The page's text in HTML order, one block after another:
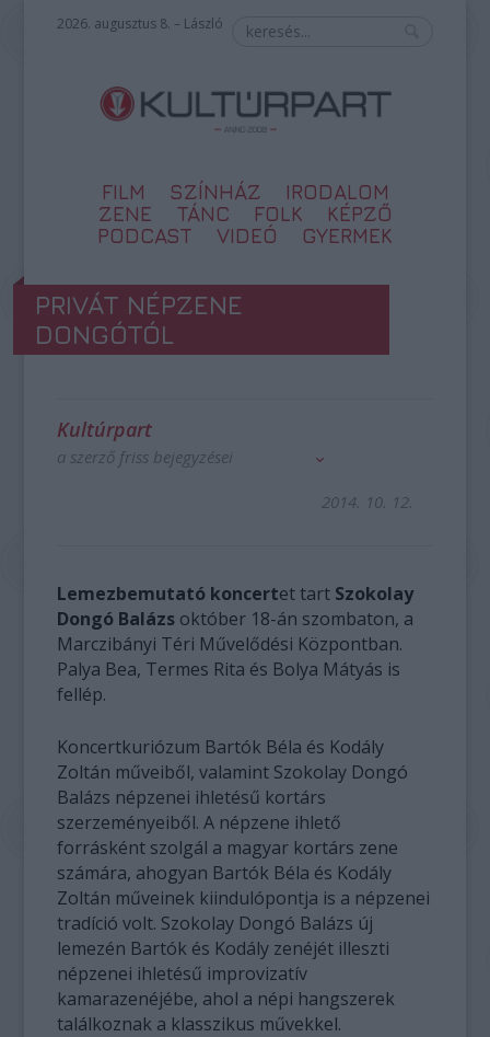
2026. augusztus 8. – László
FILM SZÍNHÁZ
IRODALOM
ZENE
TÁNC FOLK
KÉPZŐ
PODCAST
VIDEÓ GYERMEK
PRIVÁT NÉPZENE
DONGÓTÓL
Kultúrpart
a szerző friss bejegyzései
2014. 10. 12.
Lemezbemutató koncertet tart Szokolay
Dongó Balázs október 18-án szombaton, a
Marczibányi Téri Művelődési Központban.
Palya Bea, Termes Rita és Bolya Mátyás is
fellép.
Koncertkuriózum Bartók Béla és Kodály
Zoltán műveiből, valamint Szokolay Dongó
Balázs népzenei ihletésű kortárs
szerzeményeiből. A népzene ihlető
forrásként szolgál a magyar kortárs zene
számára, ahogyan Bartók Béla és Kodály
Zoltán műveinek kiindulópontja is a népzenei
tradíció volt. Szokolay Dongó Balázs új
lemezén Bartók és Kodály zenéjét illeszti
népzenei ihletésű improvizatív
kamarazenéjébe, ahol a népi hangszerek
találkoznak a klasszikus művekkel.